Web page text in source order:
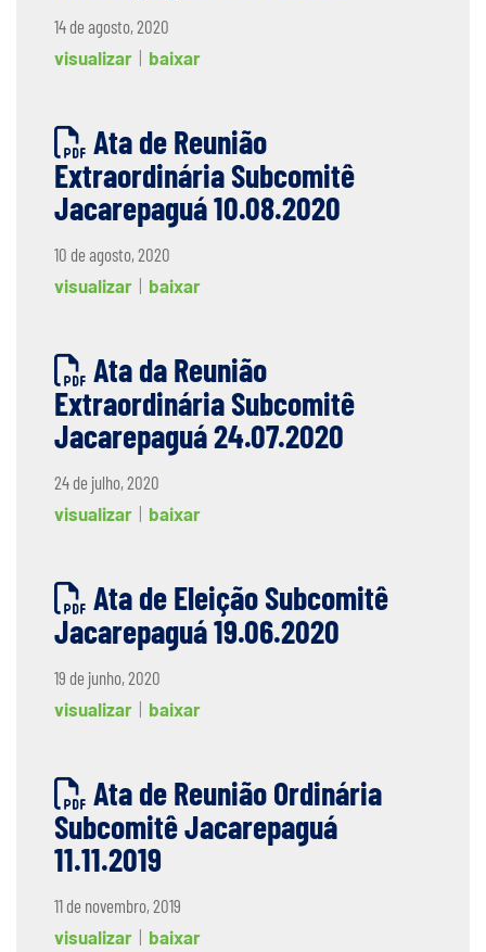
14 de agosto, 2020
visualizar
baixar
Ata de Reunião
Extraordinária Subcomitê
Jacarepaguá 10.08.2020
10 de agosto, 2020
visualizar
baixar
Ata da Reunião
Extraordinária Subcomitê
Jacarepaguá 24.07.2020
24 de julho, 2020
visualizar
baixar
Ata de Eleição Subcomitê
Jacarepaguá 19.06.2020
19 de junho, 2020
visualizar
baixar
Ata de Reunião Ordinária
Subcomitê Jacarepaguá
11.11.2019
11 de novembro, 2019
visualizar
baixar